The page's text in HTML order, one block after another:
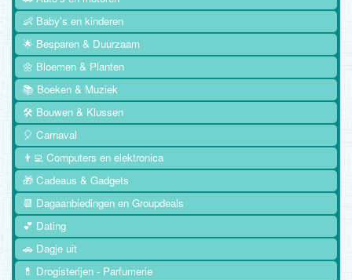
👶 Baby's en kinderen
🌟 Besparen & Duurzaam
🌼 Bloemen & Planten
📚 Boeken & Muziek
🛠️ Bouwen & Klussen
🎈 Carnaval
👨‍💻 Computers en elektronica
🎁 Cadeaus & Gadgets
📆 Dagaanbiedingen en Groupdeals
💕 Dating
🚗 Dagje uit
💊 Drogisterijen - Parfumerie